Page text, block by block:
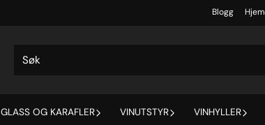
Blogg Hjem
GLASS OG KARAFLER VINUTSTYR VINHYLLER